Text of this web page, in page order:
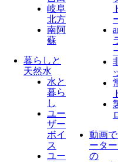
岐阜
北方
南阿
蘇
暮らしと
天然水
水と
暮ら
し
ユー
ザー
ボイ
ス
ユー
動画
ータ
の